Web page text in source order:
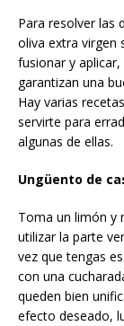
Para resolver las
oliva extra virgen
fusionar y
garantizan una
Hay varias
servirte para
algunas de ellas.
Ungüento de
Toma un limón y
utilizar la parte
vez que tengas
con una
queden bien
efecto deseado,